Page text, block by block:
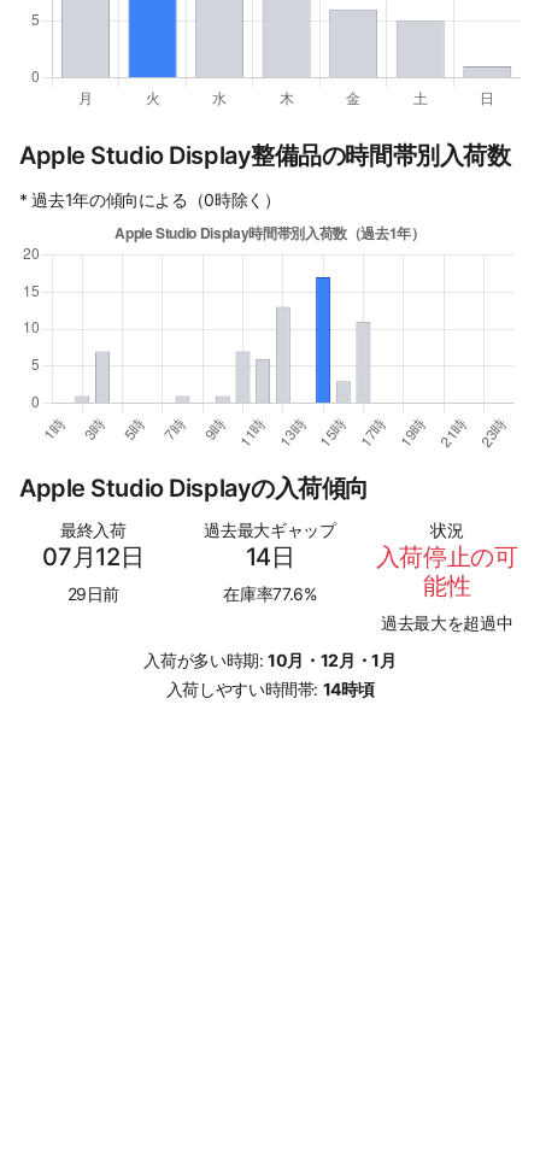
Apple Studio Display整備品の時間帯別入荷数
* 過去1年の傾向による（0時除く）
Apple Studio Displayの入荷傾向
最終入荷
07月12日
29日前
過去最大ギャップ
14日
在庫率77.6%
状況
入荷停止の可
能性
過去最大を超過中
入荷が多い時期:10月・12月・1月
入荷しやすい時間帯: 14時頃